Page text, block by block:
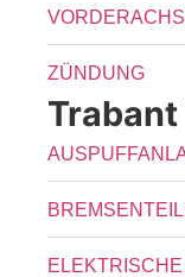
ZÜNDUNG